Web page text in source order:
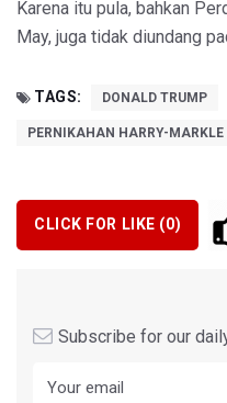
Karena itu pula, bahkan
May, juga tidak diundang
TAGS: DONALD TRUMP
PERNIKAHAN HARRY-MARKLE
CLICK FOR LIKE (0)
Subscribe for our